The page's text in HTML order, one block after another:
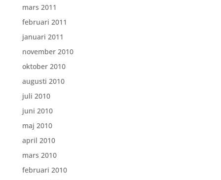
mars 2011
februari 2011
januari 2011
november 2010
oktober 2010
augusti 2010
juli 2010
juni 2010
maj 2010
april 2010
mars 2010
februari 2010